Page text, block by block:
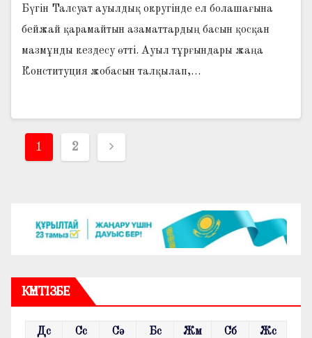
Бүгін Талсуат ауылдық округінде ел болашағына
бейжай қарамайтын азаматтардың басын қосқан
мазмұнды кездесу өтті. Ауыл тұрғындары жаңа
Конституция жобасын талқылап,…
Жазбалар
1 2
КҮНТІЗБЕ
Дс Сс Сә Бс Жм Сб Жс